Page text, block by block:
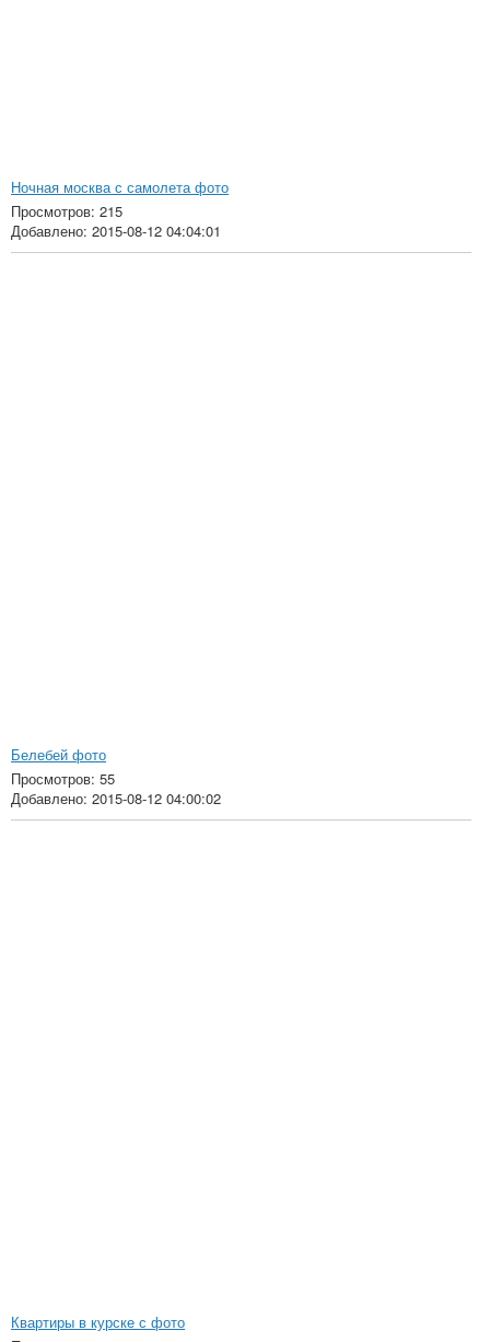
Ночная москва с самолета фото
Просмотров: 215
Добавлено: 2015-08-12 04:04:01
Белебей фото
Просмотров: 55
Добавлено: 2015-08-12 04:00:02
Квартиры в курске с фото